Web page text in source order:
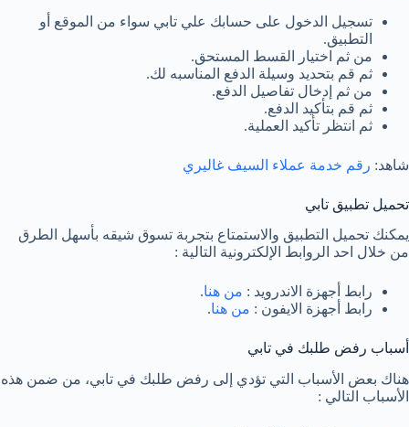
تسجيل الدخول على حسابك علي تابي سواء من الموقع أو
التطبيق.
من ثم اختيار القسط المستحق.
ثم قم بتحديد وسيلة الدفع المناسبه لك.
من ثم إدخال تفاصيل الدفع.
ثم قم بتأكيد الدفع.
ثم انتظر تأكيد العملية.
شاهد: رقم خدمة عملاء السيف غاليري
تحميل تطبيق تابي
يمكنك تحميل التطبيق والاستمتاع بتجربة تسوق شيقه بأسهل الطرق
من خلال احد الروابط الإلكترونية التالية :
رابط أجهزة الاندرويد : من هنا.
رابط أجهزة الايفون : من هنا.
أسباب رفض طلبك في تابي
هناك بعض الأسباب التي تؤدي إلى رفض طلبك في تابي، من ضمن هذه
الأسباب التالي :